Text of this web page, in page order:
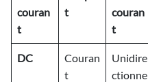
couran
t
t
couran
t
DC
Couran
t
Unidire
ctionne